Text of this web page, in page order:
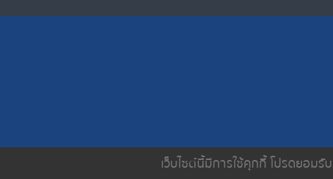
เกี่ยวกับเรา บริการของเร
เว็บไซต์นี้มีการใช้คุกกี้ โปรดยอม